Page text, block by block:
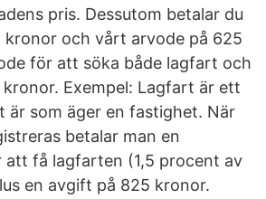
pris. Dessutom betalar du
kronor och vårt arvode på 625
för att söka både lagfart och
Exempel: Lagfart är ett
är som äger en fastighet. När
betalar man en
få lagfarten (1,5 procent av
en avgift på 825 kronor.